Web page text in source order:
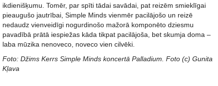
ikdienišķumu. Tomēr, par spīti tādai savādai, pat reizēm smieklīgai
pieaugušo jautrībai, Simple Minds vienmēr pacilājošo un reizē
nedaudz vienveidīgi nogurdinošo mažorā komponēto dziesmu
pavadībā prātā iespiežas kāda tikpat pacilājoša, bet skumja doma –
laba mūzika nenoveco, noveco vien cilvēki.
Foto: Džims Kerrs Simple Minds koncertā Palladium. Foto (c) Gunita
Kļava